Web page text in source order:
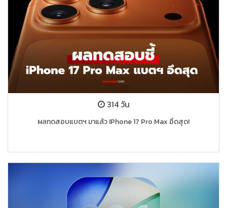
314 วัน
ผลทดสอบแบตฯ มาแล้ว IPhone 17 Pro Max อึดสุด!